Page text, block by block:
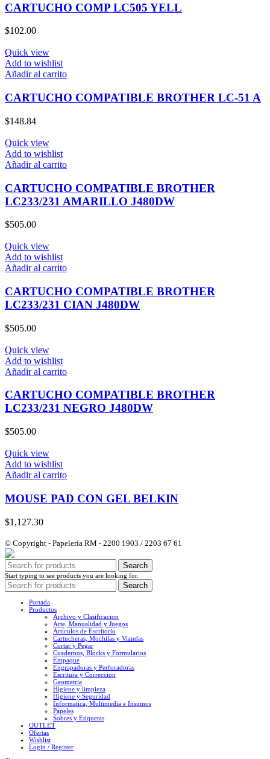
CARTUCHO COMP LC505 YELL
$102.00
Quick view
Add to wishlist
Añadir al carrito
CARTUCHO COMPATIBLE BROTHER LC-51 A
$148.84
Quick view
Add to wishlist
Añadir al carrito
CARTUCHO COMPATIBLE BROTHER
LC233/231 AMARILLO J480DW
$505.00
Quick view
Add to wishlist
Añadir al carrito
CARTUCHO COMPATIBLE BROTHER
LC233/231 CIAN J480DW
$505.00
Quick view
Add to wishlist
Añadir al carrito
CARTUCHO COMPATIBLE BROTHER
LC233/231 NEGRO J480DW
$505.00
Quick view
Add to wishlist
Añadir al carrito
MOUSE PAD CON GEL BELKIN
$1,127.30
© Copyright - Papelería RM - 2200 1903 / 2203 67 61
Search
Start typing to see products you are looking for.
Search
Portada
Productos
Archivo y Clasificacion
Arte, Manualidad y Juegos
Artículos de Escritorio
Cartucheras, Mochilas y Viandas
Cortar y Pegar
Cuadernos, Blocks y Formularios
Empaque
Engrapadoras y Perforadoras
Escritura y Correccion
Geometria
Higiene y limpieza
Higiene y Seguridad
Informatica, Multimedia e Insumos
Papeles
Sobres y Etiquetas
OUTLET
Ofertas
Wishlist
Login / Register